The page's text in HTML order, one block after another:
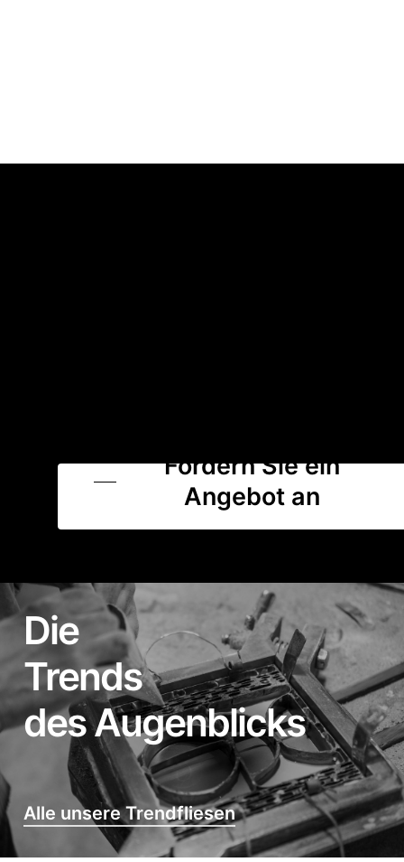
Fordern Sie ein
Angebot an
Die
Trends
des Augenblicks
Alle unsere Trendfliesen